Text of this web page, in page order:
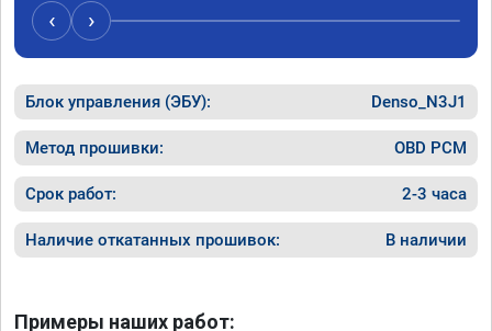
людьми, решил всё таки сделать
перепрошивку. Увидел в авито ваше
объявление и решил обратиться к вам за
в работу. Знают своё дело. По времени 1,5
часа длилась процедура. Цена конечно
отличается от заявленной. Но результатом
я доволен. Машинка не едет, а летит прям.
Парням благодарность!!!!
вреда
‹ ›
Блок управления (ЭБУ): Denso_N3J1
Метод прошивки: OBD PCM
Срок работ: 2-3 часа
Наличие откатанных прошивок: В наличии
Примеры наших работ: